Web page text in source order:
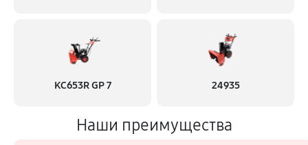
KC653R GP 7 24935
Наши преимущества